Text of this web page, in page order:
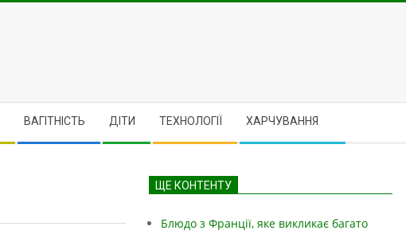
ВАГІТНІСТЬ ДІТИ ТЕХНОЛОГІЇ ХАРЧУВАННЯ
ЩЕ КОНТЕНТУ
Блюдо з Франції, яке викликає багато